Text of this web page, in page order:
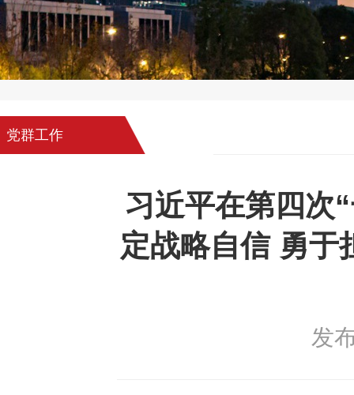
党群工作
习近平在第四次
定战略自信 勇于
发